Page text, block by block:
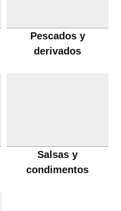
Pescados y
derivados
Salsas y
condimentos